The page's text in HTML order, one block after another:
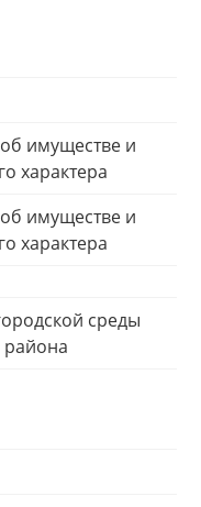
имуществе и
характера
имуществе и
характера
среды